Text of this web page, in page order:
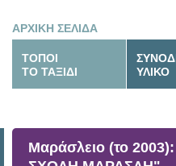
ΑΡΧΙΚΗ ΣΕΛΙΔΑ
ΤΟΠΟΙ
ΤΟ ΤΑΞΙΔΙ
ΥΛΙΚΟ
Μαράσλειο (το